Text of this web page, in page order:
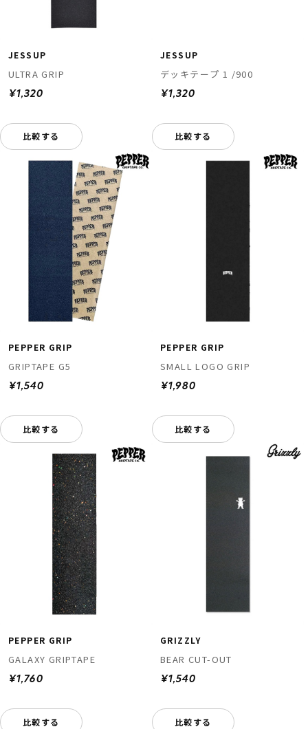
JESSUP
ULTRA GRIP
¥1,320
比較する
JESSUP
デッキテープ 1 /900
¥1,320
比較する
PEPPER GRIP
GRIPTAPE G5
¥1,540
比較する
PEPPER GRIP
SMALL LOGO GRIP
¥1,980
比較する
PEPPER GRIP
GALAXY GRIPTAPE
¥1,760
比較する
GRIZZLY
BEAR CUT-OUT
¥1,540
比較する